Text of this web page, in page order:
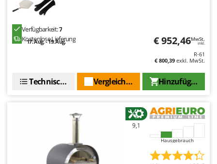
Zephir
Zomax
Verfügbarkeit:7
Kostenlose Lieferung
17. Aug. - 19. Aug. € 952,46MwSt.
inkl.
R-61
€ 800,39 exkl. MwSt.
Hinzufügen
Vergleichen Sie
Technische Daten
9,1
Hausgebrauch